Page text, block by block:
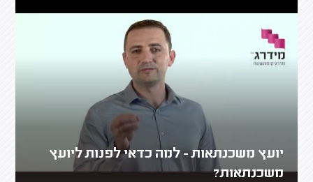
יועץ משכנתאות - למה כדאי לפנות ליועץ
משכנתאות?